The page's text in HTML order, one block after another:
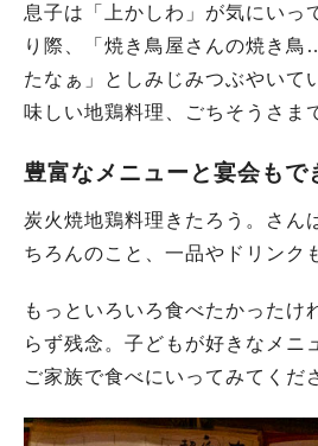
息子は「上かしわ」が気にいっ
り際、「焼き鳥屋さんの焼き
たなぁ」としみじみつぶやいて
味しい地鶏料理、ごちそうさま
豊富なメニューと宴会もで
炭火焼地鶏料理きたろう。さん
ちろんのこと、一品やドリンク
もっといろいろ食べたかったけ
らず残念。子どもが好きなメニ
ご家族で食べにいってみてくだ